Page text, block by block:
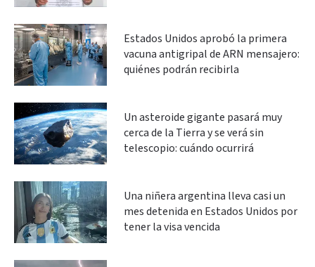
Estados Unidos aprobó la primera
vacuna antigripal de ARN mensajero:
quiénes podrán recibirla
Un asteroide gigante pasará muy
cerca de la Tierra y se verá sin
telescopio: cuándo ocurrirá
Una niñera argentina lleva casi un
mes detenida en Estados Unidos por
tener la visa vencida